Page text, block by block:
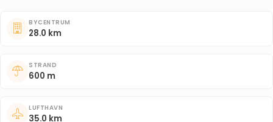
BYCENTRUM
28.0 km
STRAND
600 m
LUFTHAVN
35.0 km